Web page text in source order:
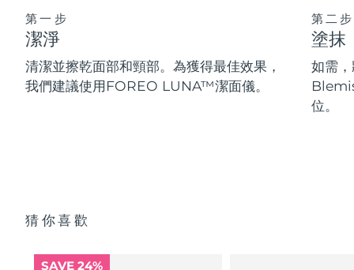
第一步
潔淨
清潔並擦乾面部和頸部。為獲得最佳效果，
我們建議使用FOREO LUNA™潔面儀。
第二步
塗抹
如需
位。
猜你喜歡
SAVE 24%